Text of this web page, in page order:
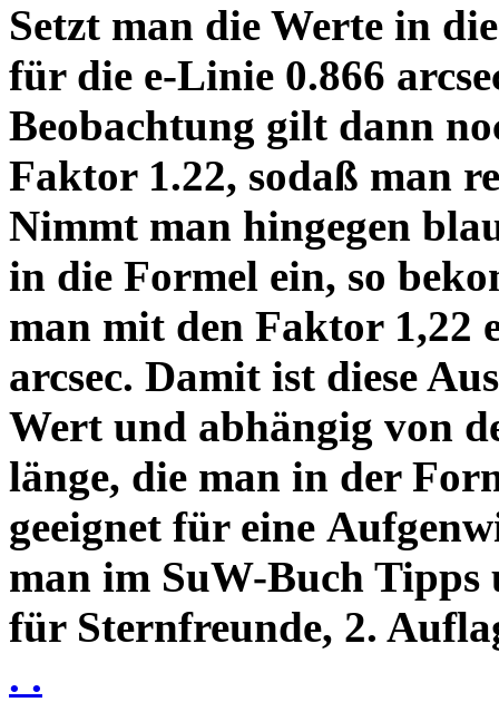
Setzt man die Werte in
für die e-Linie 0.866
Beobachtung gilt dann
Faktor 1.22, sodaß man
Nimmt man hingegen
in die Formel ein, so
man mit den Faktor 1,22
arcsec. Damit ist diese
Wert und abhängig von
länge, die man in der
geeignet für eine
man im SuW-Buch Tipps
für Sternfreunde, 2.
. .